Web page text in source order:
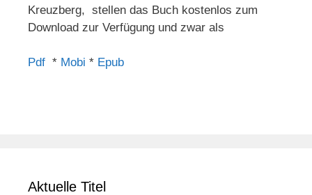
Kreuzberg, stellen das Buch kostenlos zum
Download zur Verfügung und zwar als
Pdf * Mobi * Epub
Aktuelle Titel